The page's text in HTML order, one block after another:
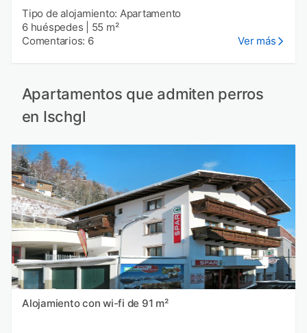
Tipo de alojamiento: Apartamento
6 huéspedes
55 m²
Comentarios: 6
Ver más
Apartamentos que admiten perros
en Ischgl
Alojamiento con wi-fi de 91 m²